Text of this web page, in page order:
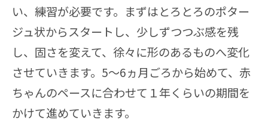
い、練習が必要です。まずはとろとろのポター
ジュ状からスタートし、少しずつつぶ感を残
し、固さを変えて、徐々に形のあるものへ変化
させていきます。5〜6ヵ月ごろから始めて、赤
ちゃんのペースに合わせて１年くらいの期間を
かけて進めていきます。